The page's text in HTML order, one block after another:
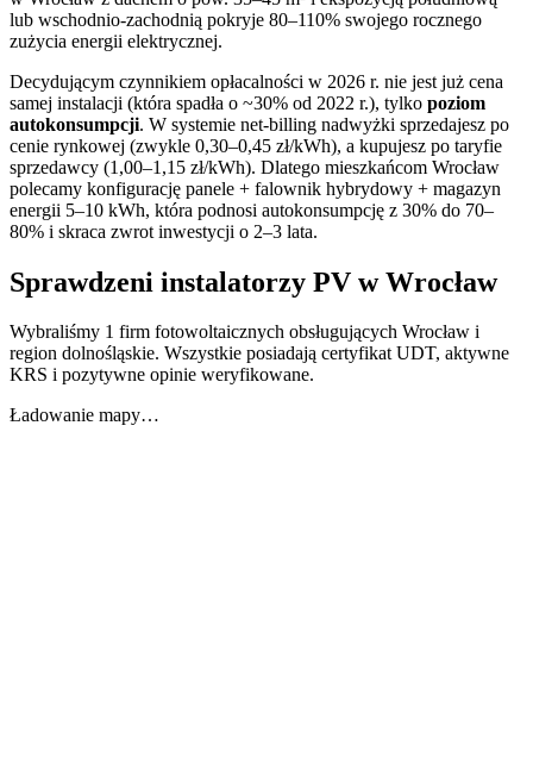
lub wschodnio-zachodnią pokryje 80–110% swojego rocznego
zużycia energii elektrycznej.
Decydującym czynnikiem opłacalności w 2026 r. nie jest już cena
samej instalacji (która spadła o ~30% od 2022 r.), tylko poziom
autokonsumpcji. W systemie net-billing nadwyżki sprzedajesz po
cenie rynkowej (zwykle 0,30–0,45 zł/kWh), a kupujesz po taryfie
sprzedawcy (1,00–1,15 zł/kWh). Dlatego mieszkańcom Wrocław
polecamy konfigurację panele + falownik hybrydowy + magazyn
energii 5–10 kWh, która podnosi autokonsumpcję z 30% do 70–
80% i skraca zwrot inwestycji o 2–3 lata.
Sprawdzeni instalatorzy PV wWrocław
Wybraliśmy 1 firm fotowoltaicznych obsługujących Wrocław i
region dolnośląskie. Wszystkie posiadają certyfikat UDT, aktywne
KRS i pozytywne opinie weryfikowane.
Ładowanie mapy…